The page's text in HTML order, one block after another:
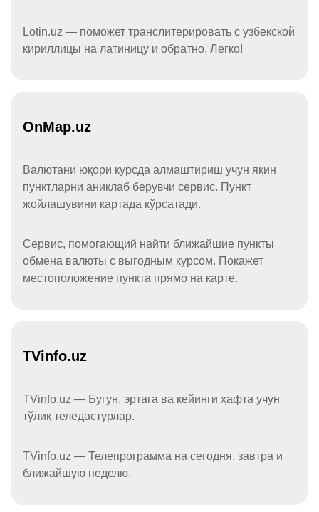
Lotin.uz — поможет транслитерировать с узбекской
кириллицы на латиницу и обратно. Легко!
OnMap.uz
Валютани юқори курсда алмаштириш учун яқин
пунктларни аниқлаб берувчи сервис. Пункт
жойлашувини картада кўрсатади.
Сервис, помогающий найти ближайшие пункты
обмена валюты с выгодным курсом. Покажет
местоположение пункта прямо на карте.
TVinfo.uz
TVinfo.uz — Бугун, эртага ва кейинги ҳафта учун
тўлиқ теледастурлар.
TVinfo.uz — Телепрограмма на сегодня, завтра и
ближайшую неделю.